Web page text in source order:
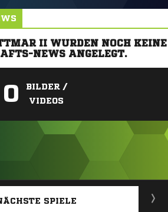
II WURDEN NOCH KEINE
NEWS ANGELEGT.
0
BILDER /
VIDEOS
ANZEIGE
SPIELE